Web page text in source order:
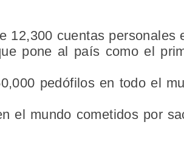
12,300 cuentas personales
pone al país como el
pedófilos en todo el
el mundo cometidos por